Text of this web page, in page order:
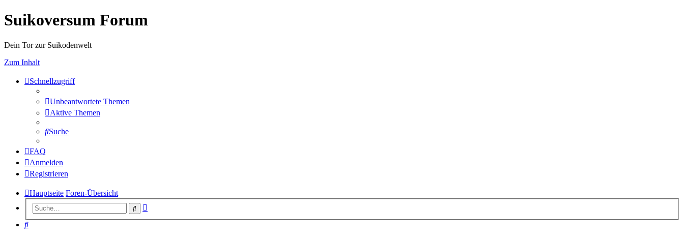
Suikoversum Forum
Dein Tor zur Suikodenwelt
Zum Inhalt
Schnellzugriff
Unbeantwortete Themen
Aktive Themen
Suche
FAQ
Anmelden
Registrieren
Hauptseite Foren-Übersicht
Suche
Suche